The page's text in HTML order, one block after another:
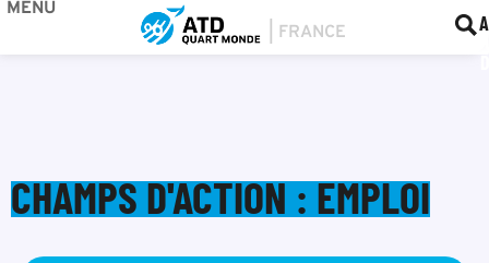
MENU
CHAMPS D'ACTION : EMPLOI